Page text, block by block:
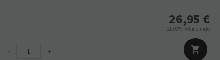
26,95 €
21.00% IVA incluido
- +